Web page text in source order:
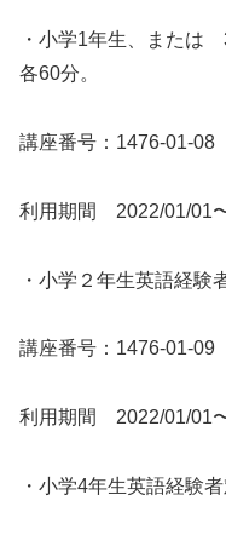
・小学1年生、または
各60分。
講座番号：1476-01-08
利用期間 2022/01/01
・小学２年生英語経験
講座番号：1476-01-09
利用期間 2022/01/01
・小学4年生英語経験